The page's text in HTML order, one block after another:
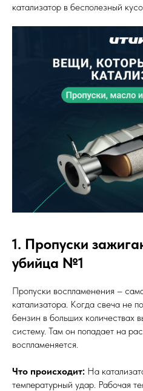
катализатор в бесполезный
1. Пропуски
убийца №1
Пропуски воспламенения –
катализатора. Когда свеча не
бензин в больших количествах
систему. Там он попадает на
воспламеняется.
Что происходит: На
температурный удар. Рабочая